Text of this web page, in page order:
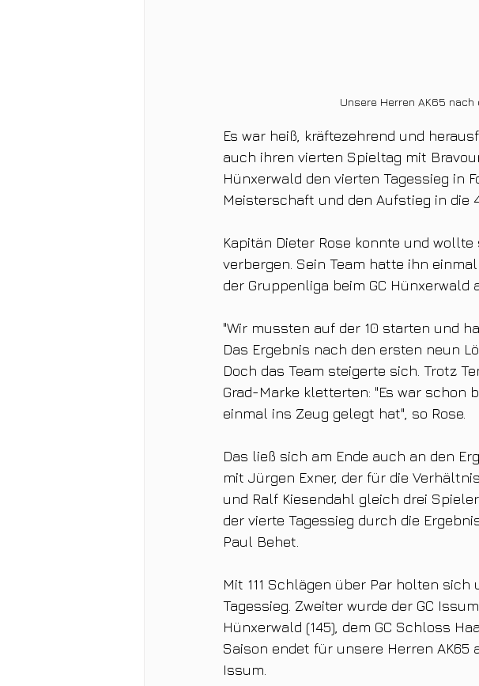
Unsere Herren AK65 nach
Es war heiß, kräftezehrend und
auch ihren vierten Spieltag mit
Hünxerwald den vierten Tagessieg in
Meisterschaft und den Aufstieg in die
Kapitän Dieter Rose konnte und
verbergen. Sein Team hatte ihn
der Gruppenliga beim GC
"Wir mussten auf der 10 starten und
Das Ergebnis nach den ersten neun
Doch das Team steigerte sich. Trotz
Grad-Marke kletterten: "Es war schon
einmal ins Zeug gelegt hat", so Rose.
Das ließ sich am Ende auch an den
mit Jürgen Exner, der für die
und Ralf Kiesendahl gleich drei
der vierte Tagessieg durch die
Paul Behet.
Mit 111 Schlägen über Par holten
Tagessieg. Zweiter wurde der GC
Hünxerwald (145), dem GC Schloss
Saison endet für unsere Herren AK65
Issum.